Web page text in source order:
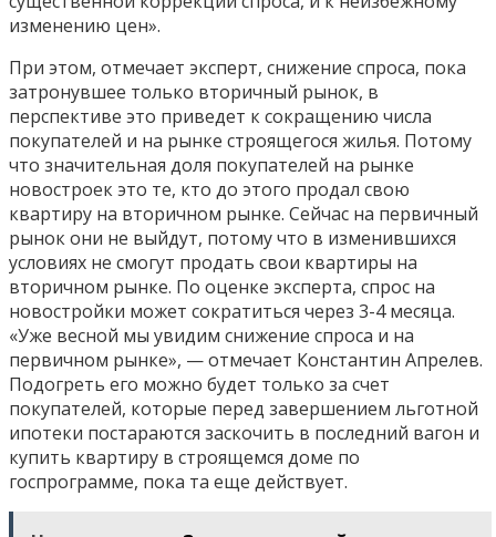
изменению цен».
При этом, отмечает эксперт, снижение спроса, пока
затронувшее только вторичный рынок, в
перспективе это приведет к сокращению числа
покупателей и на рынке строящегося жилья. Потому
что значительная доля покупателей на рынке
новостроек это те, кто до этого продал свою
квартиру на вторичном рынке. Сейчас на первичный
рынок они не выйдут, потому что в изменившихся
условиях не смогут продать свои квартиры на
вторичном рынке. По оценке эксперта, спрос на
новостройки может сократиться через 3-4 месяца.
«Уже весной мы увидим снижение спроса и на
первичном рынке», — отмечает Константин Апрелев.
Подогреть его можно будет только за счет
покупателей, которые перед завершением льготной
ипотеки постараются заскочить в последний вагон и
купить квартиру в строящемся доме по
госпрограмме, пока та еще действует.